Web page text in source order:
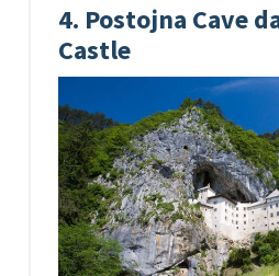
4. Postojna Cave
Castle